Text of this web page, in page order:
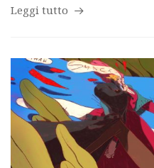
Leggi tutto